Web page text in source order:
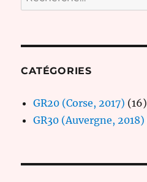
pour :
CATÉGORIES
GR20 (Corse, 2017) (16)
GR30 (Auvergne, 2018)